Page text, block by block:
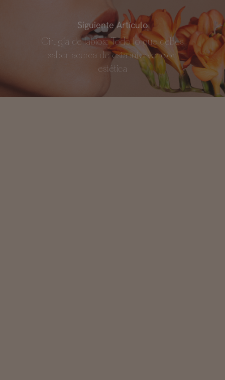
Siguiente Artículo
Cirugía de labios: Todo lo que debes
saber acerca de esta intervención
estética